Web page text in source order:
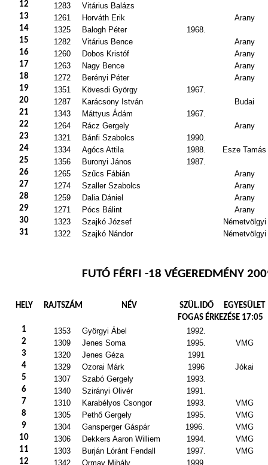
12
1283
Vitárius Balázs
13
1261 Horváth Erik
Arany
14
1325 Balogh Péter
1968.
15
1282 Vitárius Bence
Arany
16
1260 Dobos Kristóf
Arany
17
1263 Nagy Bence
Arany
18
1272 Berényi Péter
Arany
19
1351 Kövesdi György
1967.
20
1287 Karácsony István
Budai
21
1343 Máttyus Ádám
1967.
22
1264 Rácz Gergely
Arany
23
1321 Bánfi Szabolcs
1990.
24
1334 Agócs Attila 1988.
Esze Tamás
25
1356 Buronyi János
1987.
26
1265 Szűcs Fábián
Arany
27
1274 Szaller Szabolcs
Arany
28
1259 Dalia Dániel
Arany
29
1271 Pócs Bálint
Arany
30
1323 Szajkó József
Németvölgyi
31
1322 Szajkó Nándor Németvölgyi
FUTÓ FÉRFI -18 VÉGEREDMÉNY
HELY RAJTSZÁM NÉV SZÜL.IDŐ
EGYESÜLET
FOGAS ÉRKEZÉSE 17:05
1
1353 Györgyi Ábel
1992.
2
1309 Jenes Soma 1995.
VMG
3
1320 Jenes Géza
1991
4
1329 Ozorai Márk 1996
Jókai
5
1307 Szabó Gergely
1993.
6
1340 Szirányi Olivér
1991.
7
1310 Karabélyos Csongor 1993.
VMG
8
1305 Pethő Gergely 1995.
VMG
9
1304 Gansperger Gáspár 1996.
VMG
10
1306 Dekkers Aaron Williem 1994.
VMG
11
1303 Burján Lóránt Fendall 1997.
VMG
12
1342 Ormay Mihály 1999.